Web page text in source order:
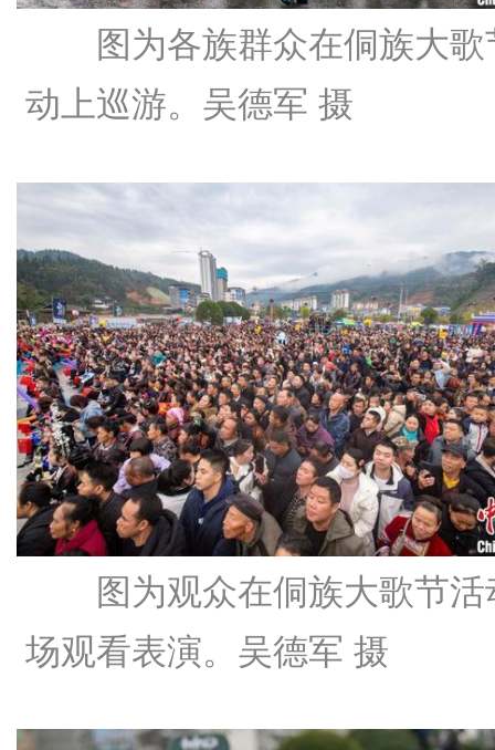
图为各族群众在侗族大歌
动上巡游。吴德军 摄
图为观众在侗族大歌节活
场观看表演。吴德军 摄